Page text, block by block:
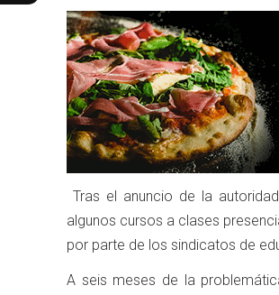
Tras el anuncio de la
algunos cursos a clases
por parte de los sindicatos de
A seis meses de la